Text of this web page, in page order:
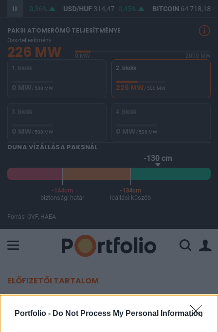
Portfolio - Do Not Process My Personal Information
363,02 0,36% USD/HUF314,47 0,45% BITCOIN 64 718,18
PAKSI ATOMERŐMŰ TELJESÍTMÉNYE
Összteljesítmény
226 MW 0 MW
2000 MW
1. blokk
0 MW/ 500 MW
2. blokk
226 MW/ 500 MW
3. blokk
0 MW/ 500 MW
4. blokk
0 MW/ 500 MW
DUNA VÍZÁLLÁSA PAKSNÁL
-130 cm
-144cm
biztonsági határ
-134cm
leállási küszöb
Forrás: OVF, HAEA
ELŐFIZETŐI TARTALOM
határidő jár le éjfélkor